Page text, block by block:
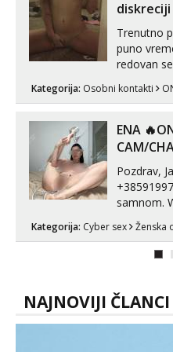
diskreciji
Trenutno
puno
redovan sex na
Kategorija: Osobni kontakti
ENA
CAM/
Pozdrav, Javi se porukom na br.
samnom. WhatsApp 👉+385919977166
Telegram
seksa, puš...
Kategorija: Cyber sex Ženska
NAJNOVIJI ČLANCI